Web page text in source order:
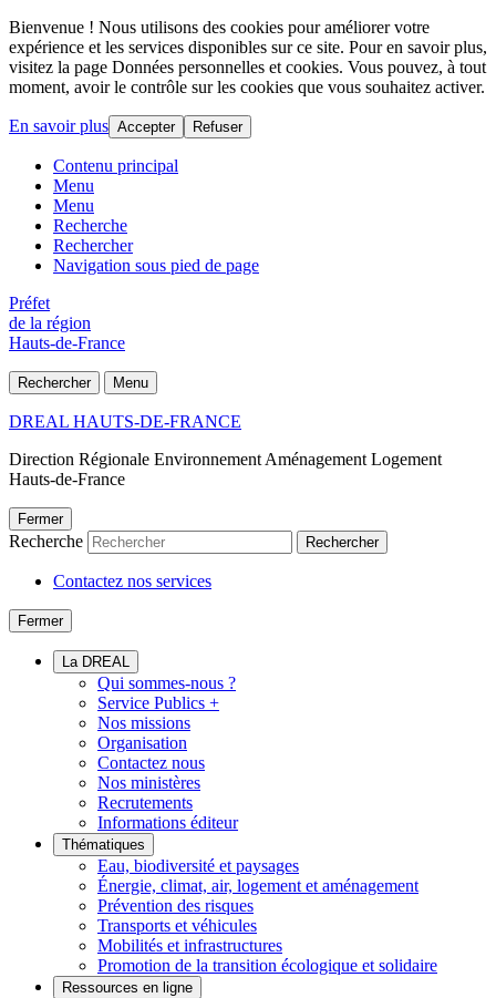
Bienvenue ! Nous utilisons des cookies pour améliorer votre
expérience et les services disponibles sur ce site. Pour en savoir plus,
visitez la page Données personnelles et cookies. Vous pouvez, à tout
moment, avoir le contrôle sur les cookies que vous souhaitez activer.
En savoir plus Accepter Refuser
Contenu principal
Menu
Menu
Recherche
Rechercher
Navigation sous pied de page
Préfet
de la région
Hauts-de-France
Rechercher Menu
DREAL HAUTS-DE-FRANCE
Direction Régionale Environnement Aménagement Logement
Hauts-de-France
Fermer
Recherche Rechercher
Contactez nos services
Fermer
La DREAL
Qui sommes-nous ?
Service Publics +
Nos missions
Organisation
Contactez nous
Nos ministères
Recrutements
Informations éditeur
Thématiques
Eau, biodiversité et paysages
Énergie, climat, air, logement et aménagement
Prévention des risques
Transports et véhicules
Mobilités et infrastructures
Promotion de la transition écologique et solidaire
Ressources en ligne